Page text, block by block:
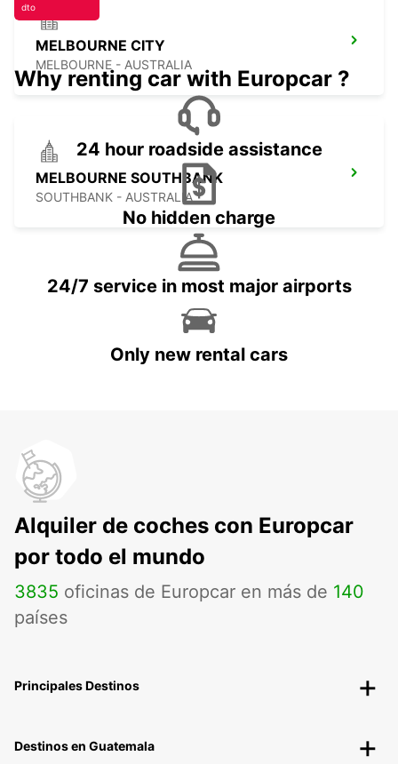
MELBOURNE CITY
MELBOURNE - AUSTRALIA
MELBOURNE SOUTHBANK
SOUTHBANK - AUSTRALIA
dto
Why renting car with Europcar ?
24 hour roadside assistance
No hidden charge
24/7 service in most major airports
Only new rental cars
Alquiler de coches con Europcar
por todo el mundo
3835 oficinas de Europcar en más de 140
países
Principales Destinos
Destinos en Guatemala